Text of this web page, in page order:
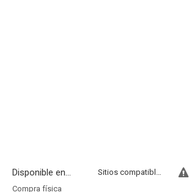
Disponible en...
Sitios compatibles
Compra física